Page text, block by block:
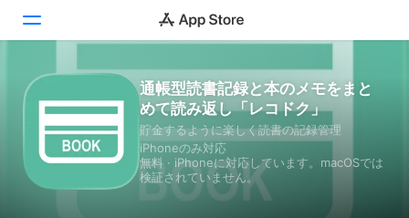
ゲーム
アプリ
通帳型読書記録と本のメモをまと
めて読み返し「レコドク」
貯金するように楽しく読書の記録管理
iPhoneのみ対応
無料 · iPhoneに対応しています。macOSでは
検証されていません。